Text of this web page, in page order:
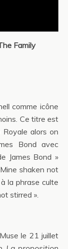
Family
comme icône
Ce titre est
Royale alors on
Bond avec
James Bond »
shaken not
la phrase culte
stirred ».
le 21 juillet